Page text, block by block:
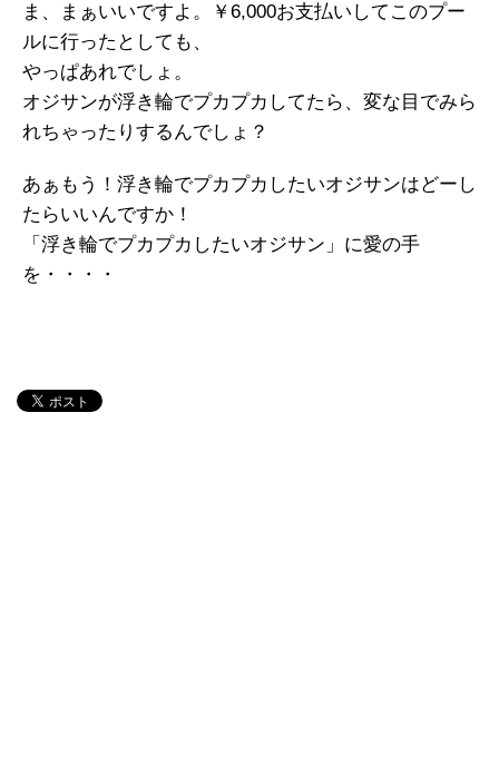
ま、まぁいいですよ。￥6,000お支払いしてこのプー
ルに行ったとしても、
やっぱあれでしょ。
オジサンが浮き輪でプカプカしてたら、変な目でみら
れちゃったりするんでしょ？
あぁもう！浮き輪でプカプカしたいオジサンはどーし
たらいいんですか！
「浮き輪でプカプカしたいオジサン」に愛の手
を・・・・